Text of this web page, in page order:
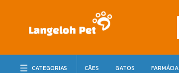
CATEGORIAS CÃES GATOS FARMÁCIA